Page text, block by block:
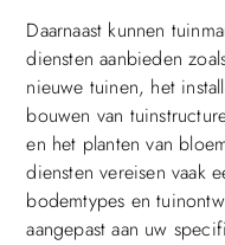
Daarnaast kunnen
diensten aanbieden
nieuwe tuinen, het
bouwen van
en het planten van
diensten vereisen vaak
bodemtypes en
aangepast aan uw